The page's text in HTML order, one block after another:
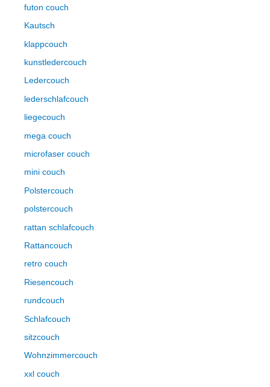
futon couch
Kautsch
klappcouch
kunstledercouch
Ledercouch
lederschlafcouch
liegecouch
mega couch
microfaser couch
mini couch
Polstercouch
polstercouch
rattan schlafcouch
Rattancouch
retro couch
Riesencouch
rundcouch
Schlafcouch
sitzcouch
Wohnzimmercouch
xxl couch